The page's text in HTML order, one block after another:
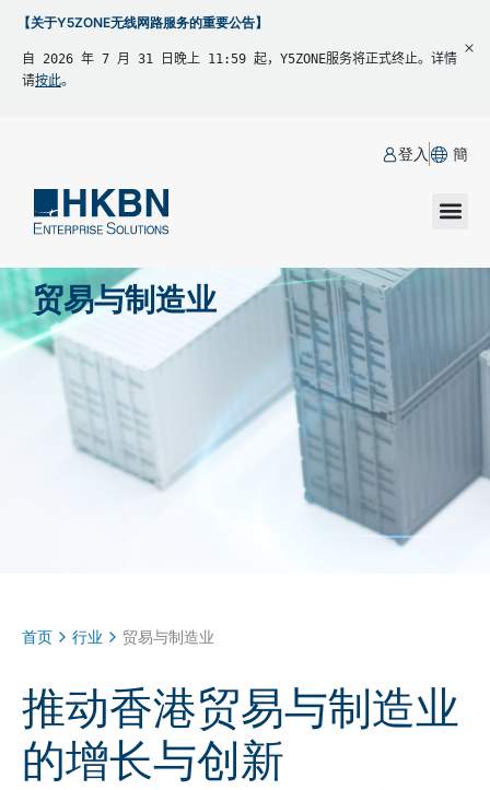
【关于Y5ZONE无线网路服务的重要公告】
自 2026 年 7 月 31 日晚上 11:59 起，Y5ZONE服务将正式终止。详情
请按此。
登入 簡
贸易与制造业
首页 行业 贸易与制造业
推动香港贸易与制造业
的增长与创新